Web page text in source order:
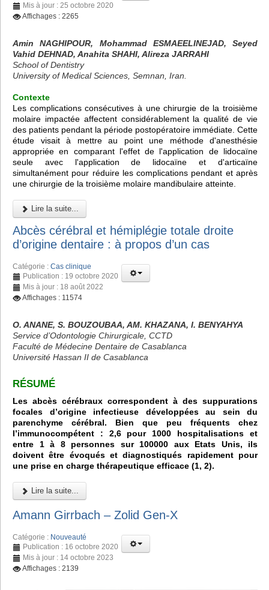
Mis à jour : 25 octobre 2020
Affichages : 2265
Amin NAGHIPOUR, Mohammad ESMAEELINEJAD, Seyed
Vahid DEHNAD, Anahita SHAHI, Alireza JARRAHI
School of Dentistry
University of Medical Sciences, Semnan, Iran.
Contexte
Les complications consécutives à une chirurgie de la troisième
molaire impactée affectent considérablement la qualité de vie
des patients pendant la période postopératoire immédiate. Cette
étude visait à mettre au point une méthode d'anesthésie
appropriée en comparant l'effet de l'application de lidocaïne
seule avec l'application de lidocaïne et d'articaïne
simultanément pour réduire les complications pendant et après
une chirurgie de la troisième molaire mandibulaire atteinte.
Lire la suite...
Abcès cérébral et hémiplégie totale droite
d’origine dentaire : à propos d’un cas
Catégorie : Cas clinique
Publication : 19 octobre 2020
Mis à jour : 18 août 2022
Affichages : 11574
O. ANANE, S. BOUZOUBAA, AM. KHAZANA, I. BENYAHYA
Service d’Odontologie Chirurgicale, CCTD
Faculté de Médecine Dentaire de Casablanca
Université Hassan II de Casablanca
RÉSUMÉ
Les abcès cérébraux correspondent à des suppurations
focales d’origine infectieuse développées au sein du
parenchyme cérébral. Bien que peu fréquents chez
l’immunocompétent : 2,6 pour 1000 hospitalisations et
entre 1 à 8 personnes sur 100000 aux Etats Unis, ils
doivent être évoqués et diagnostiqués rapidement pour
une prise en charge thérapeutique efficace (1, 2).
Lire la suite...
Amann Girrbach – Zolid Gen-X
Catégorie : Nouveauté
Publication : 16 octobre 2020
Mis à jour : 14 octobre 2023
Affichages : 2139